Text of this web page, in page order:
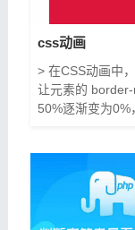
css动画
> 在CSS动画中
让元素的
50%逐渐变为0%
一个简单的示例
定义一个动画 */
@keyframes